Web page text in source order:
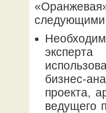
следующими
бизнес-
проекта,
ведущего